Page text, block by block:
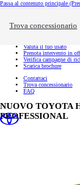
Passa al contenuto principale
Trova concessionario
Link utili Chiudi overlay
Valuta il tuo usato
Prenota intervento in
Verifica campagne di
Scarica brochure
Contattaci
Trova concessionario
FAQ
NUOVO TOYOTA
PROFESSIONAL